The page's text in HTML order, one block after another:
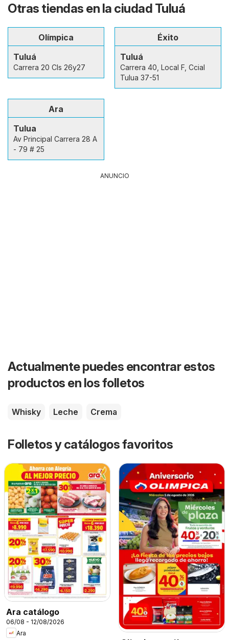
Otras tiendas en la ciudad Tuluá
Olímpica
Tuluá
Carrera 20 Cls 26y27
Éxito
Tuluá
Carrera 40, Local F, Ccial
Tulua 37-51
Ara
Tulua
Av Principal Carrera 28 A
- 79 # 25
ANUNCIO
Actualmente puedes encontrar estos
productos en los folletos
Whisky Leche Crema
Folletos y catálogos favoritos
Ara catálogo
06/08 - 12/08/2026
Ara